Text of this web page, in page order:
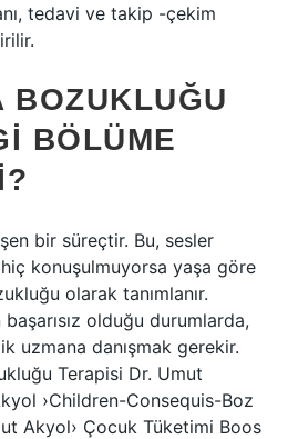
tedavi ve takip -çekim
BOZUKLUĞU
BÖLÜME
bir süreçtir. Bu, sesler
konuşulmuyorsa yaşa göre
olarak tanımlanır.
olduğu durumlarda,
uzmana danışmak gerekir.
Terapisi Dr. Umut
›Children-Consequis-Boz
Akyol› Çocuk Tüketimi Boos